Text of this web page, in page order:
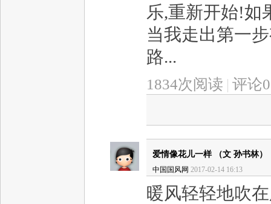
乐,重新开始!如
当我走出第一
路...
1834次阅读 | 评论0
爱情像花儿一样 （文 孙书林）
中国国风网 2017-02-14 16:13
暖风轻轻地吹